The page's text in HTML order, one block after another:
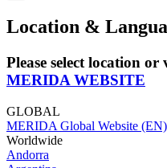
Location &
Please select location or
MERIDA WEBSITE
GLOBAL
MERIDA Global Website (EN)
Worldwide
Andorra